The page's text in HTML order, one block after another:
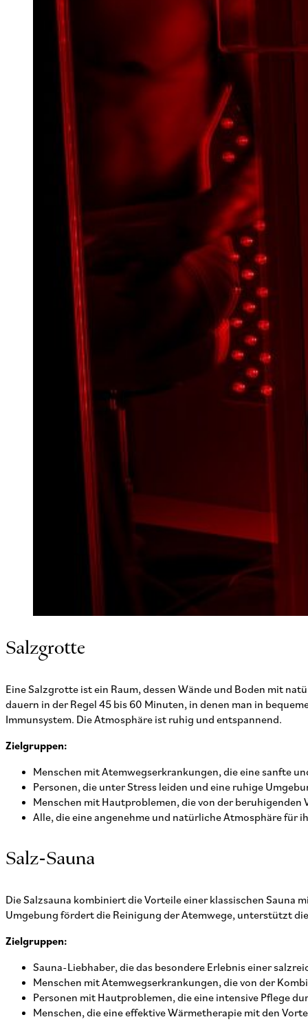
Salzgrotte
Eine Salzgrotte ist ein Raum, dessen Wände und Boden mit
dauern in der Regel 45 bis 60 Minuten, in denen man in
Immunsystem. Die Atmosphäre ist ruhig und entspannend.
Zielgruppen:
Menschen mit Atemwegserkrankungen, die eine sanfte
Personen, die unter Stress leiden und eine ruhige
Menschen mit Hautproblemen, die von der
Alle, die eine angenehme und natürliche Atmosphäre für
Salz-Sauna
Die Salzsauna kombiniert die Vorteile einer klassischen
Umgebung fördert die Reinigung der Atemwege, unterstützt
Zielgruppen:
Sauna-Liebhaber, die das besondere Erlebnis einer
Menschen mit Atemwegserkrankungen, die von der
Personen mit Hautproblemen, die eine intensive Pflege
Menschen, die eine effektive Wärmetherapie mit den